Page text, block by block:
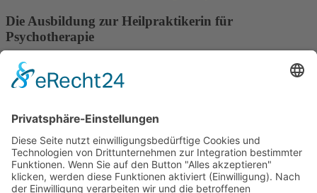
Die Ausbildung zur Heilpraktikerin für
Psychotherapie
Neben dem normalen Heilpraktiker, der alternativmedizinisch
arbeitet, gibt es auch die Möglichkeit sich auf den Bereich der
Psychotherapie zu spezialisieren. Seit 1993 ist es möglich eine
Heilpraktiker“, auch genannt "Heilpraktikerin für Psychotherapie",
tätig zu werden. Die Bezeichnung "Psychotherapeutin" darf
allerdings nicht verwendet werden, weil sie geschützt ist. Weitere
Informationen zu dem Berufsbild Heilpraktiker Psychotherapie und
der Ausbildung zum Heilpraktiker Psychotherapie finden Sie hier:
https://www.ausbildungheilpraktikerpsychotherapie.de